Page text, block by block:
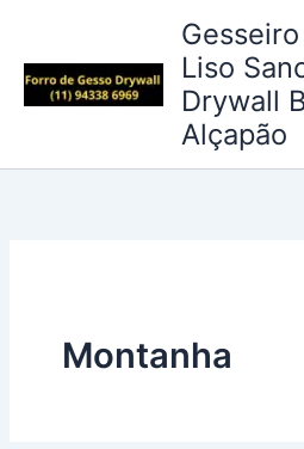
conteúdo
Liso
Drywall
Alçapão
Montanha